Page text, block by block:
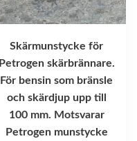
Skärmunstycke för
Petrogen skärbrännare.
För bensin som bränsle
och skärdjup upp till
100 mm. Motsvarar
Petrogen munstycke